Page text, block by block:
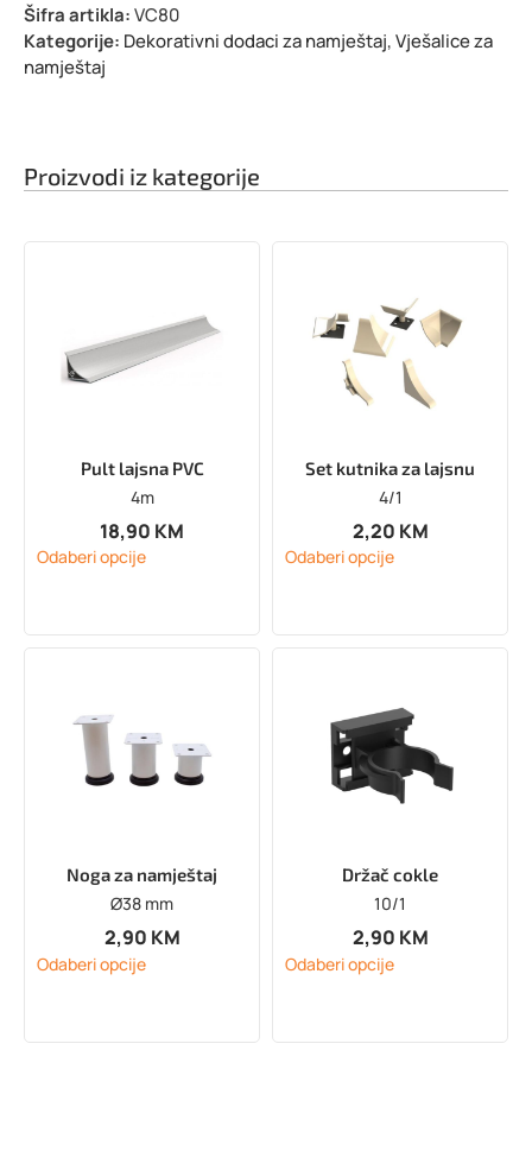
Šifra artikla:VC80
Kategorije: Dekorativni dodaci za namještaj,Vješalice za
namještaj
Proizvodi iz kategorije
Pult lajsna PVC
4m
18,90 KM
Odaberi opcije
Set kutnika za lajsnu
4/1
2,20 KM
Odaberi opcije
Noga za namještaj
Ø38 mm
2,90 KM
Odaberi opcije
Držač cokle
10/1
2,90 KM
Odaberi opcije